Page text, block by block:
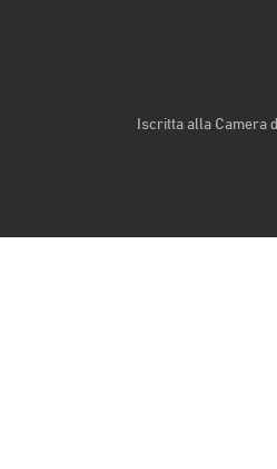
Iscritta alla Camera